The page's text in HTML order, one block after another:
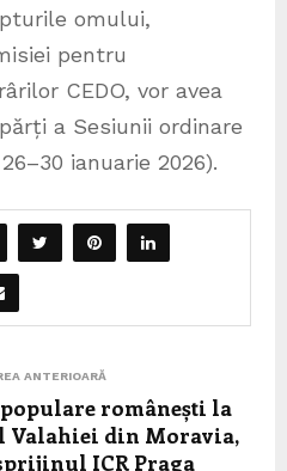
omului,
pentru
CEDO, vor avea
a Sesiunii ordinare
ianuarie 2026).
ANTERIOARĂ
românești la
Valahiei din Moravia,
ICR Praga